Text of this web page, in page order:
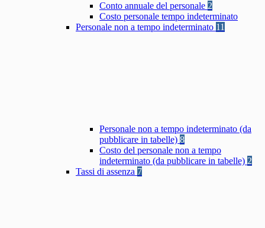
Conto annuale del personale 2
Costo personale tempo indeterminato
Personale non a tempo indeterminato 11
Personale non a tempo indeterminato (da
pubblicare in tabelle) 8
Costo del personale non a tempo
indeterminato (da pubblicare in tabelle) 2
Tassi di assenza 7